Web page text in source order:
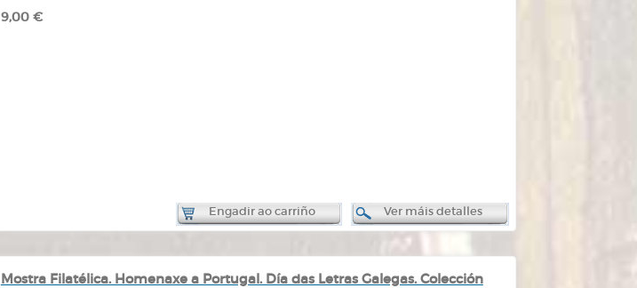
9,00 €
Engadir ao carriño Ver máis detalles
Mostra Filatélica. Homenaxe a Portugal. Día das Letras Galegas. Colección